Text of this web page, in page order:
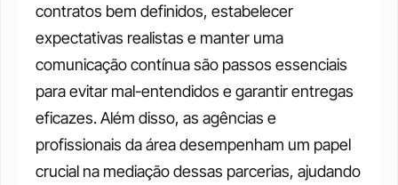
contratos bem definidos, estabelecer
expectativas realistas e manter uma
comunicação contínua são passos essenciais
para evitar mal-entendidos e garantir entregas
eficazes. Além disso, as agências e
profissionais da área desempenham um papel
crucial na mediação dessas parcerias, ajudando